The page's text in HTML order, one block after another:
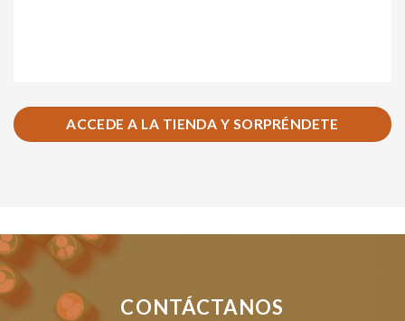
ACCEDE A LA TIENDA Y SORPRÉNDETE
CONTÁCTANOS